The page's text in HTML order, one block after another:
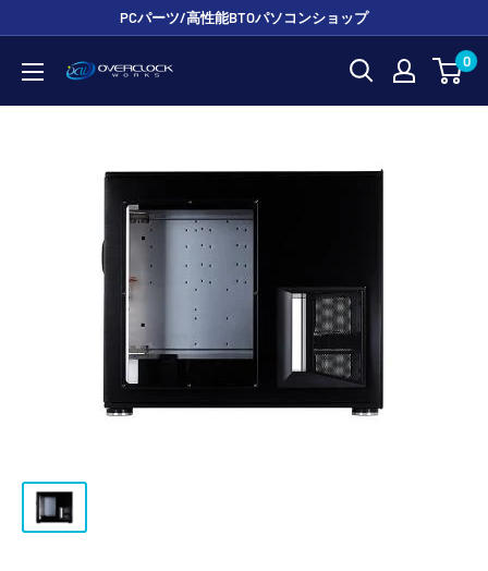
ン
PCパーツ/高性能BTOパソコンショップ
OVERCLOCK
WORKS
0